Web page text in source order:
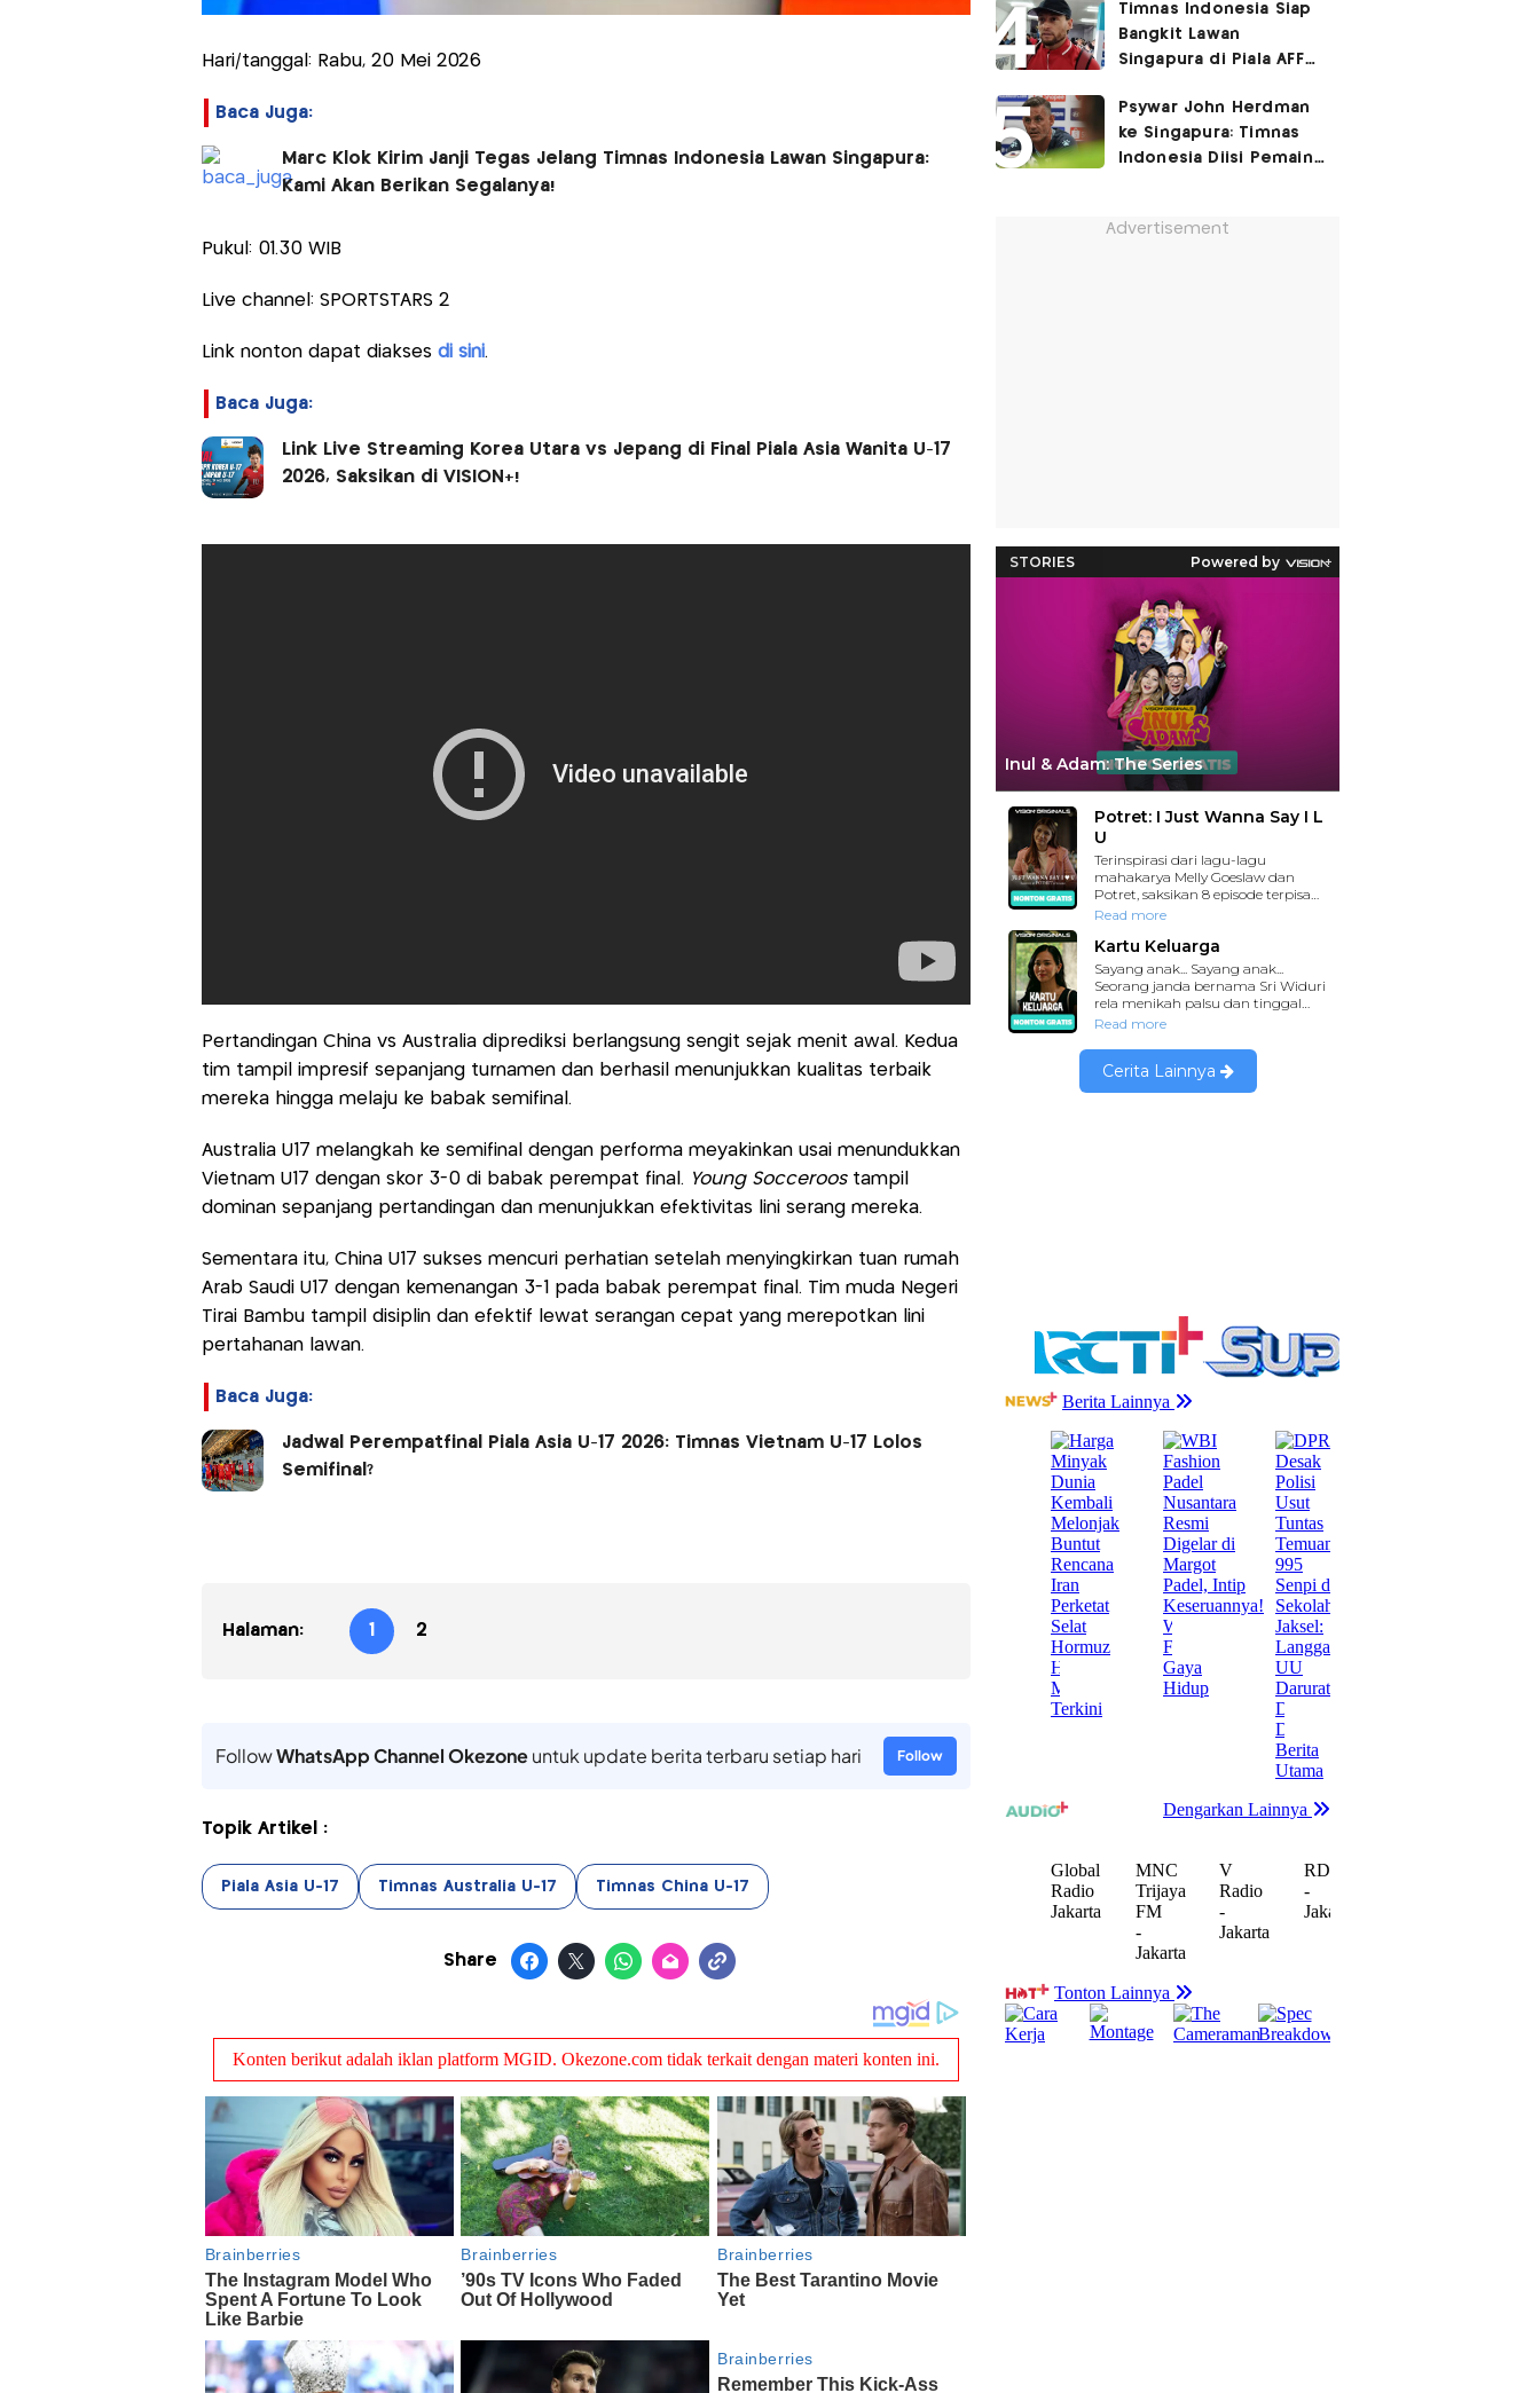
Hari/tanggal: Rabu, 20 Mei 2026
Baca Juga:
Marc Klok Kirim Janji Tegas Jelang Timnas Indonesia Lawan Singapura:
Kami Akan Berikan Segalanya!
Pukul: 01.30 WIB
Live channel: SPORTSTARS 2
Link nonton dapat diakses di sini.
Baca Juga:
Link Live Streaming Korea Utara vs Jepang di Final Piala Asia Wanita U-17
2026, Saksikan di VISION+!
Pertandingan China vs Australia diprediksi berlangsung sengit sejak menit awal. Kedua
tim tampil impresif sepanjang turnamen dan berhasil menunjukkan kualitas terbaik
mereka hingga melaju ke babak semifinal.
Australia U17 melangkah ke semifinal dengan performa meyakinkan usai menundukkan
Vietnam U17 dengan skor 3-0 di babak perempat final. Young Socceroostampil
dominan sepanjang pertandingan dan menunjukkan efektivitas lini serang mereka.
Sementara itu, China U17 sukses mencuri perhatian setelah menyingkirkan tuan rumah
Arab Saudi U17 dengan kemenangan 3-1 pada babak perempat final. Tim muda Negeri
Tirai Bambu tampil disiplin dan efektif lewat serangan cepat yang merepotkan lini
pertahanan lawan.
Baca Juga:
Jadwal Perempatfinal Piala Asia U-17 2026: Timnas Vietnam U-17 Lolos
Semifinal?
Halaman: 1 2
FollowWhatsApp Channel Okezoneuntuk update berita terbaru setiap hari Follow
Topik Artikel :
Piala Asia U-17 Timnas Australia U-17 Timnas China U-17
Share
Ronaldo, Harusnya ke
Juventus!
Timnas Indonesia Siap
Bangkit Lawan
Singapura di Piala AFF
280 Juta Pendukung
Kami
Psywar John Herdman
ke Singapura: Timnas
Indonesia Diisi Pemain
Advertisement